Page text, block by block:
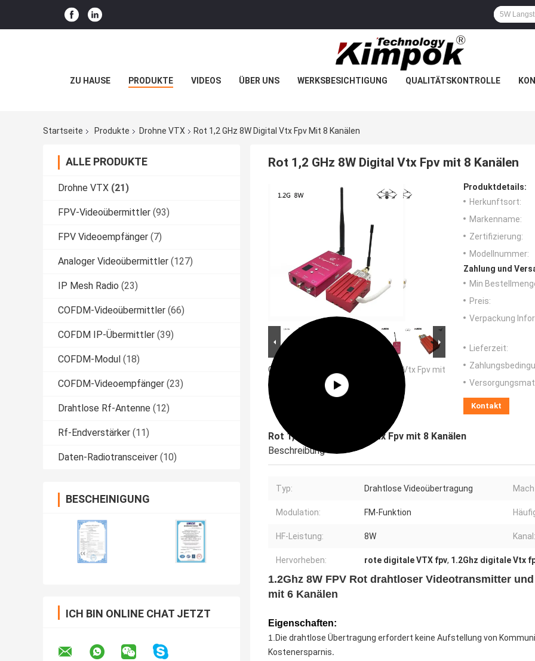
ZU HAUSE PRODUKTE VIDEOS ÜBER UNS WERKSBESICHTIGUNG QUALITÄTSKONTROLLE
Startseite Produkte Drohne VTX Rot 1,2 GHz 8W Digital Vtx Fpv Mit 8 Kanälen
ALLE PRODUKTE
Drohne VTX (21)
FPV-Videoübermittler (93)
FPV Videoempfänger (7)
Analoger Videoübermittler (127)
IP Mesh Radio (23)
COFDM-Videoübermittler (66)
COFDM IP-Übermittler (39)
COFDM-Modul (18)
COFDM-Videoempfänger (23)
Drahtlose Rf-Antenne (12)
Rf-Endverstärker (11)
Daten-Radiotransceiver (10)
BESCHEINIGUNG
ICH BIN ONLINE CHAT JETZT
Rot 1,2 GHz 8W Digital Vtx Fpv mit 8 Kanälen
Großes Bild :
Rot 1,2 GHz 8W Digital Vtx Fpv mit
8 Kanälen
Produktdetails:
Herkunftsort:
Markenname:
Zertifizierung:
Modellnummer:
Zahlung und
Min
Preis:
Verpackung
Lieferzeit:
Kontakt
Rot 1,2 GHz 8W Digital Vtx Fpv mit 8 Kanälen
Beschreibung
Typ: Drahtlose Videoübertragung
Modulation: FM-Funktion
HF-Leistung: 8W Kanal:
Hervorheben: rote digitale VTX fpv, 1.2Ghz digitale Vtx
1.2Ghz 8W FPV Rot drahtloser Videotransmitter
mit 6 Kanälen
Eigenschaften:
1.Die drahtlose Übertragung erfordert keine Aufstellung von
Kostenersparnis.